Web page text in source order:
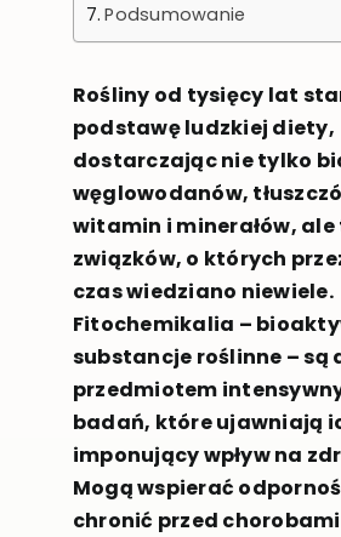
Podsumowanie
Rośliny od tysięcy lat
podstawę ludzkiej diety,
dostarczając nie tylko
węglowodanów,
witamin i minerałów, ale
związków, o których
czas wiedziano niewiele.
Fitochemikalia –
substancje roślinne – są
przedmiotem
badań, które ujawniają
imponujący wpływ na
Mogą wspierać
chronić przed chorobami